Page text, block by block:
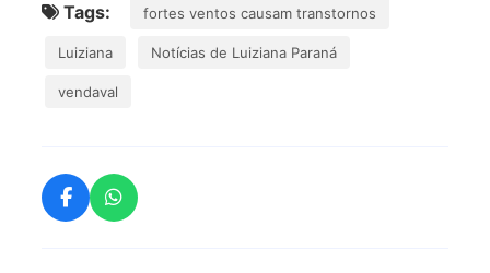
Tags: fortes ventos causam transtornos
Luiziana Notícias de Luiziana Paraná
vendaval